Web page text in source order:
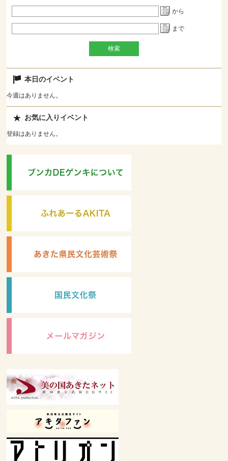
から
まで
本日のイベント
今週はありません。
お気に入りイベント
登録はありません。